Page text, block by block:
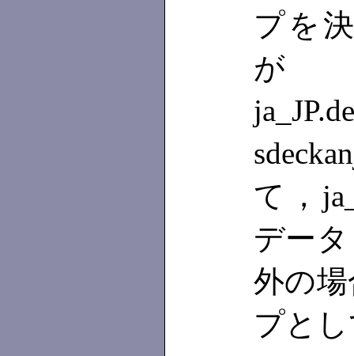
プを
が
て，
デー
外の
プと